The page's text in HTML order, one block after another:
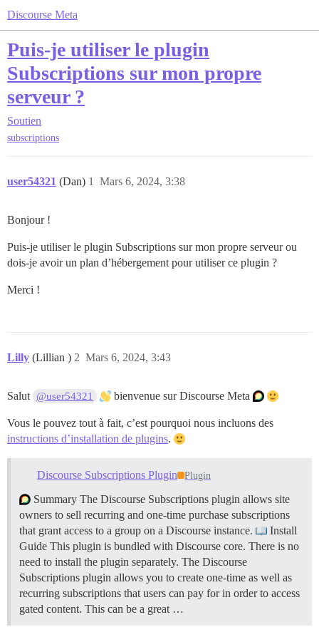
Discourse Meta
Puis-je utiliser le plugin
Subscriptions sur mon propre
serveur ?
Soutien
subscriptions
user54321 (Dan) Mars 6, 2024, 3:38
1
Bonjour !
Puis-je utiliser le plugin Subscriptions sur mon propre serveur ou
dois-je avoir un plan d’hébergement pour utiliser ce plugin ?
Merci !
Lilly (Lillian ) Mars 6, 2024, 3:43
2
Salut @user54321 bienvenue sur Discourse Meta
Vous le pouvez tout à fait, c’est pourquoi nous incluons des
instructions d’installation de plugins.
Discourse Subscriptions Plugin Plugin
Summary The Discourse Subscriptions plugin allows site
owners to sell recurring and one-time purchase subscriptions
that grant access to a group on a Discourse instance.
Install
Guide This plugin is bundled with Discourse core. There is no
need to install the plugin separately. The Discourse
Subscriptions plugin allows you to create one-time as well as
recurring subscriptions that users can pay for in order to access
gated content. This can be a great …